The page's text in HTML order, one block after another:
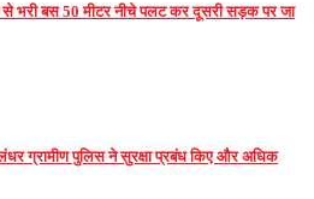
से भरी बस 50 मीटर नीचे पलट कर दूसरी सड़क पर जा
ग्रामीण पुलिस ने सुरक्षा प्रबंध किए और अधिक